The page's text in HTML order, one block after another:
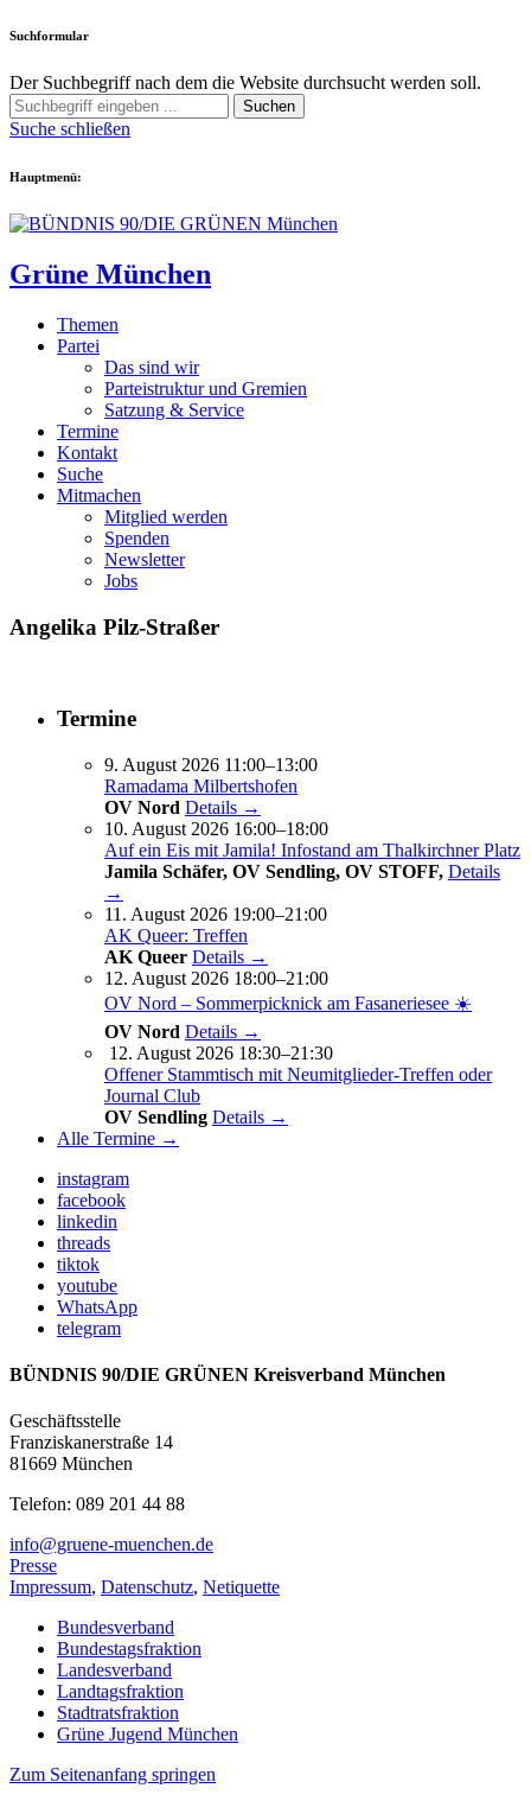
Suchformular
Der Suchbegriff nach dem die Website durchsucht werden soll.
Suchen
Suche schließen
Hauptmenü:
Grüne München
Themen
Partei
Das sind wir
Parteistruktur und Gremien
Satzung & Service
Termine
Kontakt
Suche
Mitmachen
Mitglied werden
Spenden
Newsletter
Jobs
Angelika Pilz-Straßer
Termine
9. August 2026 11:00–13:00
Ramadama Milbertshofen
OV Nord Details →
10. August 2026 16:00–18:00
Auf ein Eis mit Jamila! Infostand am Thalkirchner Platz
Jamila Schäfer, OV Sendling, OV STOFF, Details
→
11. August 2026 19:00–21:00
AK Queer: Treffen
AK Queer Details →
12. August 2026 18:00–21:00
OV Nord – Sommerpicknick am Fasaneriesee ☀️
OV Nord Details →
12. August 2026 18:30–21:30
Offener Stammtisch mit Neumitglieder-Treffen oder
Journal Club
OV Sendling Details →
Alle Termine →
instagram
facebook
linkedin
threads
tiktok
youtube
WhatsApp
telegram
BÜNDNIS 90/DIE GRÜNEN Kreisverband München
Geschäftsstelle
Franziskanerstraße 14
81669 München
Telefon: 089 201 44 88
info@gruene-muenchen.de
Presse
Impressum, Datenschutz, Netiquette
Bundesverband
Bundestagsfraktion
Landesverband
Landtagsfraktion
Stadtratsfraktion
Grüne Jugend München
Zum Seitenanfang springen